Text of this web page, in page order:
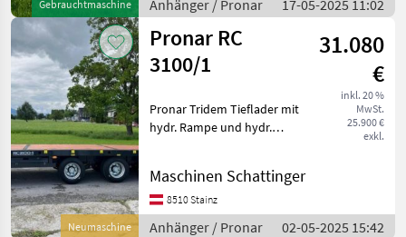
Gebrauchtmaschine
Anlage, 40 km/h
Ausführung. Anhäng
Anhänger / Pronar 17-05-2025 11:02
Neumaschine
Pronar RC
3100/1
31.080
€
inkl. 20 %
MwSt.
25.900 €
exkl.
Pronar Tridem Tieflader mit
hydr. Rampe und hydr.
30t, NL ca. 24t..3 Achse ist
Nachlenkachse
automatisch. Achse ist
Maschinen Schattinger
8510 Stainz
Anhänger / Pronar 02-05-2025 15:42